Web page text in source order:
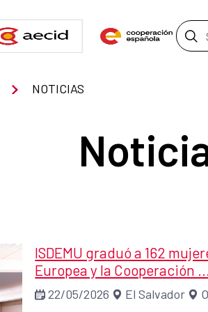
NOTICIAS
ISDEMU graduó a 162
Europea y la Cooperación ...
22/05/2026 El Salvador